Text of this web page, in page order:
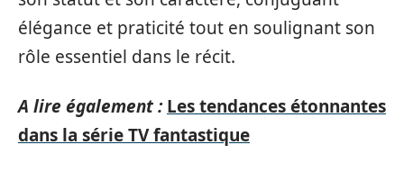
élégance et praticité tout en soulignant son
rôle essentiel dans le récit.
A lire également : Les tendances étonnantes
dans la série TV fantastique